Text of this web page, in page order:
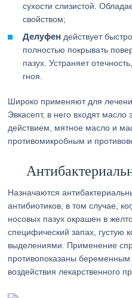
сухости слизистой.
свойством;
Делуфен действует
полностью покрывать
пазух. Устраняет
гноя.
Широко применяют для
Эвкасепт, в него входят масло
действием, мятное масло и
противомикробным и
Назначаются
антибиотиков, в том случае,
носовых пазух окрашен в
специфический запах, густую
выделениями. Применение
противопоказаны беременным
воздействия лекарственного